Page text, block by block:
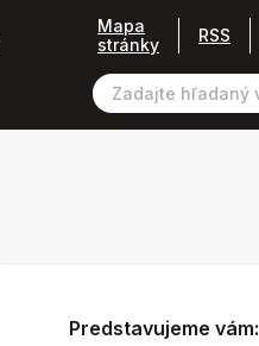
Mapa
stránky
RSS
Predstavujeme vám: